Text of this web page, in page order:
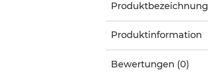
Produktbezeichnung
Produktinformation
Bewertungen (0)